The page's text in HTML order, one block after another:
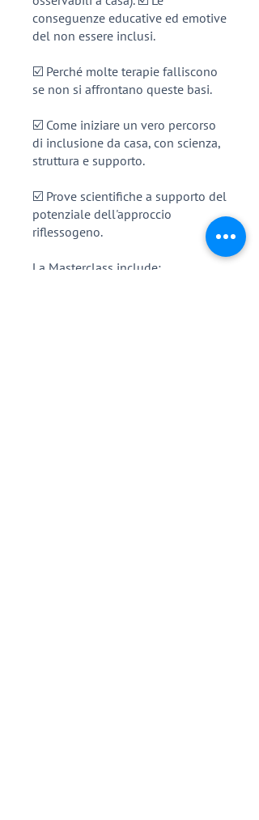
conseguenze educative ed emotive
del non essere inclusi.
☑️ Perché molte terapie falliscono
se non si affrontano queste basi.
☑️ Come iniziare un vero percorso
di inclusione da casa, con scienza,
struttura e supporto.
☑️ Prove scientifiche a supporto del
potenziale dell'approccio
riflessogeno.
La Masterclass include: